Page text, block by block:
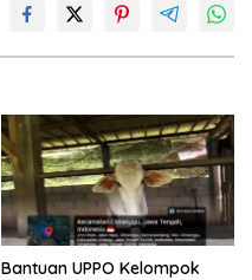
Bantuan UPPO Kelompok